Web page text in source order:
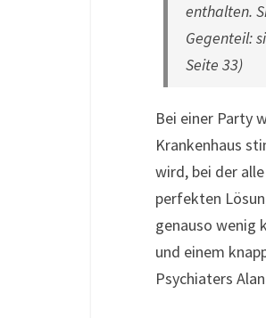
enthalten.
Gegenteil:
Seite 33)
Bei einer Party
Krankenhaus
wird, bei der
perfekten
genauso wenig
und einem
Psychiaters